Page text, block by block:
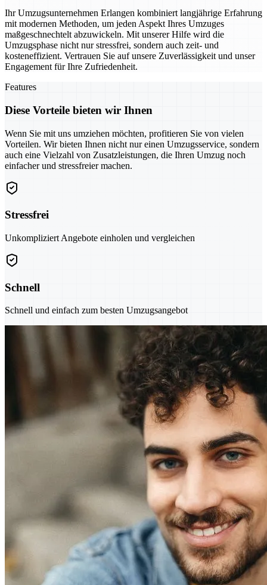
Ihr Umzugsunternehmen Erlangen kombiniert langjährige Erfahrung
mit modernen Methoden, um jeden Aspekt Ihres Umzuges
maßgeschnechtelt abzuwickeln. Mit unserer Hilfe wird die
Umzugsphase nicht nur stressfrei, sondern auch zeit- und
kosteneffizient. Vertrauen Sie auf unsere Zuverlässigkeit und unser
Engagement für Ihre Zufriedenheit.
Features
Diese Vorteile bieten wir Ihnen
Wenn Sie mit uns umziehen möchten, profitieren Sie von vielen
Vorteilen. Wir bieten Ihnen nicht nur einen Umzugsservice, sondern
auch eine Vielzahl von Zusatzleistungen, die Ihren Umzug noch
einfacher und stressfreier machen.
Stressfrei
Unkompliziert Angebote einholen und vergleichen
Schnell
Schnell und einfach zum besten Umzugsangebot